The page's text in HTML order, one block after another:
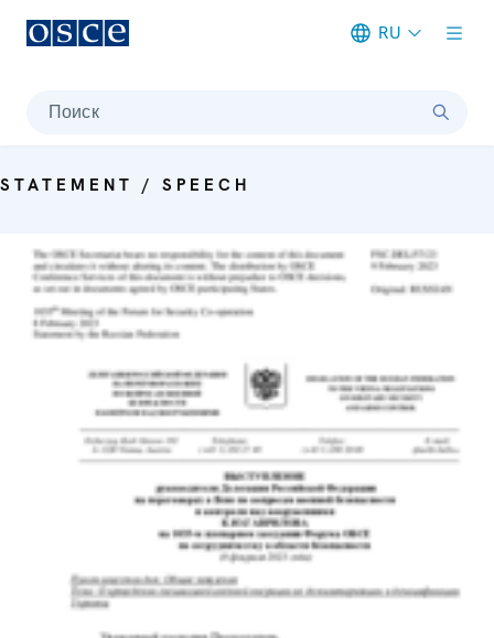
RU
Поиск
STATEMENT / SPEECH